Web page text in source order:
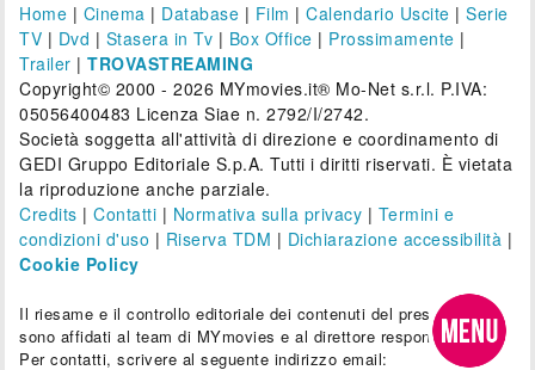
Home | Cinema | Database | Film |Calendario Uscite |Serie
TV | Dvd | Stasera in Tv | Box Office | Prossimamente |
Trailer |TROVASTREAMING
Copyright© 2000 - 2026 MYmovies.it® Mo-Net s.r.l. P.IVA:
05056400483 Licenza Siae n. 2792/I/2742.
Società soggetta all'attività di direzione e coordinamento di
GEDI Gruppo Editoriale S.p.A. Tutti i diritti riservati. È vietata
la riproduzione anche parziale.
Credits |Contatti | Normativa sulla privacy | Termini e
condizioni d'uso | Riserva TDM | Dichiarazione accessibilità |
Cookie Policy
Il riesame e il controllo editoriale dei contenuti del presente sito
sono affidati al team di MYmovies e al direttore responsabile.
Per contatti, scrivere al seguente indirizzo email: